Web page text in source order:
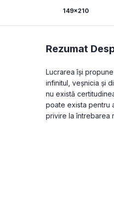
149x210
Rezumat
Lucrarea își
infinitul, veșnicia și
nu există
poate exista pentru
privire la întrebarea